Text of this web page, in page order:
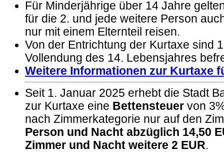
Für Minderjährige über 14 Jahre
für die 2. und jede weitere Person
nur mit einem Elternteil reisen.
Von der Entrichtung der Kurtaxe sind
Vollendung des 14. Lebensjahres
Weitere Informationen zur Kurtaxe
Seit 1. Januar 2025 erhebt die Stadt
zur Kurtaxe eine Bettensteuer von
nach Zimmerkategorie nur auf den
Person und Nacht abzüglich 14,50
Zimmer und Nacht weitere 2 EUR.